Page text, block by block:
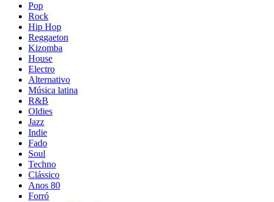
Pop
Rock
Hip Hop
Reggaeton
Kizomba
House
Electro
Alternativo
Música latina
R&B
Oldies
Jazz
Indie
Fado
Soul
Techno
Clássico
Anos 80
Forró